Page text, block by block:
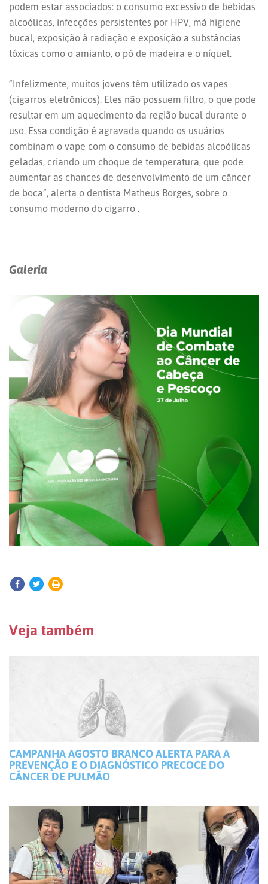
podem estar associados: o consumo excessivo de bebidas
alcoólicas, infecções persistentes por HPV, má higiene
bucal, exposição à radiação e exposição a substâncias
tóxicas como o amianto, o pó de madeira e o níquel.
“Infelizmente, muitos jovens têm utilizado os vapes
(cigarros eletrônicos). Eles não possuem filtro, o que pode
resultar em um aquecimento da região bucal durante o
uso. Essa condição é agravada quando os usuários
combinam o vape com o consumo de bebidas alcoólicas
geladas, criando um choque de temperatura, que pode
aumentar as chances de desenvolvimento de um câncer
de boca”, alerta o dentista Matheus Borges, sobre o
consumo moderno do cigarro .
Galeria
Veja também
CAMPANHA AGOSTO BRANCO ALERTA PARA A
PREVENÇÃO E O DIAGNÓSTICO PRECOCE DO
CÂNCER DE PULMÃO